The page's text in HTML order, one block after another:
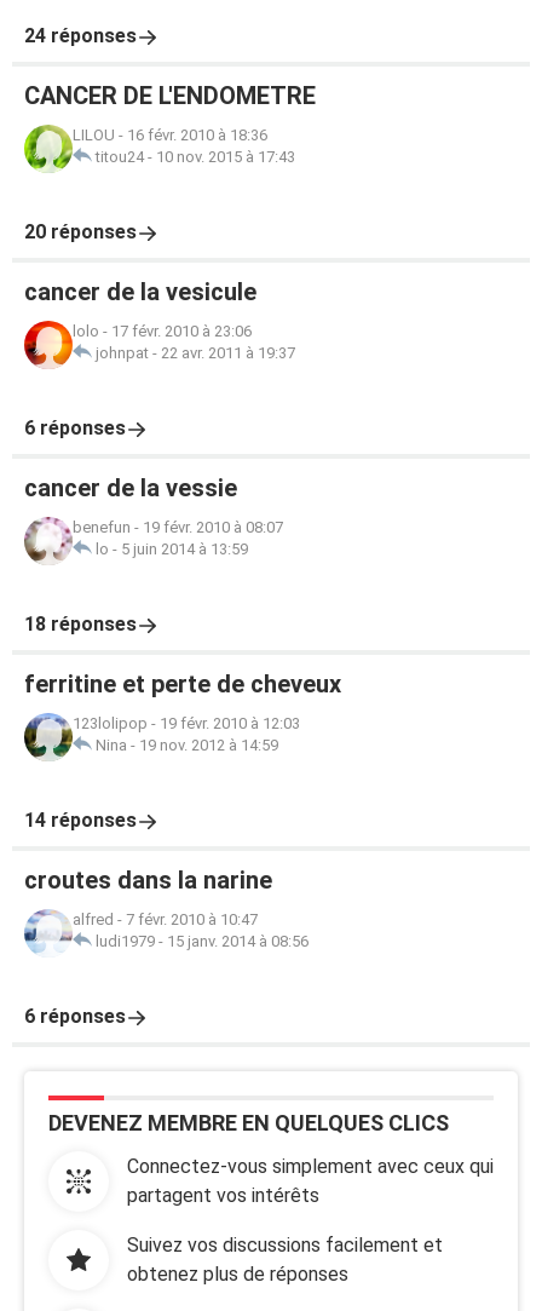
24 réponses
CANCER DE L'ENDOMETRE
LILOU - 16 févr. 2010 à 18:36
titou24- 10 nov. 2015 à 17:43
20 réponses
cancer de la vesicule
lolo - 17 févr. 2010 à 23:06
johnpat - 22 avr. 2011 à 19:37
6 réponses
cancer de la vessie
benefun - 19 févr. 2010 à 08:07
lo - 5 juin 2014 à 13:59
18 réponses
ferritine et perte de cheveux
123lolipop - 19 févr. 2010 à 12:03
Nina - 19 nov. 2012 à 14:59
14 réponses
croutes dans la narine
alfred - 7 févr. 2010 à 10:47
ludi1979 - 15 janv. 2014 à 08:56
6 réponses
DEVENEZ MEMBRE EN QUELQUES CLICS
Connectez-vous simplement avec ceux qui
partagent vos intérêts
Suivez vos discussions facilement et
obtenez plus de réponses